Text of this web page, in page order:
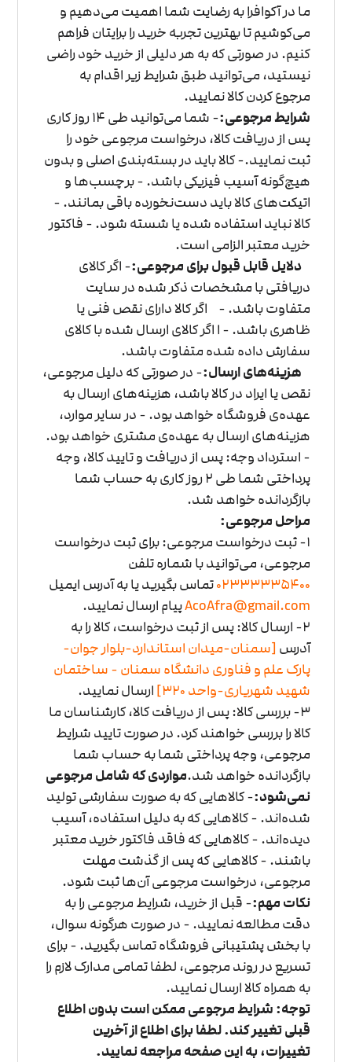
ما در آکوافرا به رضایت شما اهمیت می‌دهیم و
می‌کوشیم تا بهترین تجربه خرید را برایتان فراهم
کنیم. در صورتی که به هر دلیلی از خرید خود راضی
نیستید، می‌توانید طبق شرایط زیر اقدام به
مرجوع کردن کالا نمایید.
شرایط مرجوعی:
- شما می‌توانید طی 14 روز کاری
پس از دریافت کالا، درخواست مرجوعی خود را
ثبت نمایید.- کالا باید در بسته‌بندی اصلی و بدون
هیچ‌گونه آسیب فیزیکی باشد. - برچسب‌ها و
اتیکت‌های کالا باید دست‌نخورده باقی بمانند. -
کالا نباید استفاده شده یا شسته شود. - فاکتور
خرید معتبر الزامی است.
دلایل قابل قبول برای مرجوعی:- اگر کالای
دریافتی با مشخصات ذکر شده در سایت
متفاوت باشد. - اگر کالا دارای نقص فنی یا
ظاهری باشد. - ا اگر کالای ارسال شده با کالای
سفارش داده شده متفاوت باشد.
هزینه‌های ارسال:- در صورتی که دلیل مرجوعی،
نقص یا ایراد در کالا باشد، هزینه‌های ارسال به
عهده‌ی فروشگاه خواهد بود. - در سایر موارد،
هزینه‌های ارسال به عهده‌ی مشتری خواهد بود.
- استرداد وجه: پس از دریافت و تایید کالا، وجه
پرداختی شما طی 2 روز کاری به حساب شما
بازگردانده خواهد شد.
مراحل مرجوعی:
1- ثبت درخواست مرجوعی: برای ثبت درخواست
مرجوعی، می‌توانید با شماره تلفن
02333335400تماس بگیرید یا به آدرس ایمیل
AcoAfra@gmail.comپیام ارسال نمایید.
2- ارسال کالا: پس از ثبت درخواست، کالا را به
آدرس [سمنان-میدان استاندارد-بلوار جوان-
پارک علم و فناوری دانشگاه سمنان - ساختمان
شهید شهریاری-واحد 320] ارسال نمایید.
3- بررسی کالا: پس از دریافت کالا، کارشناسان ما
کالا را بررسی خواهند کرد. در صورت تایید شرایط
مرجوعی، وجه پرداختی شما به حساب شما
بازگردانده خواهد شد.مواردی که شامل مرجوعی
نمی‌شود:- کالاهایی که به صورت سفارشی تولید
شده‌اند. - کالاهایی که به دلیل استفاده، آسیب
دیده‌اند. - کالاهایی که فاقد فاکتور خرید معتبر
باشند. - کالاهایی که پس از گذشت مهلت
مرجوعی، درخواست مرجوعی آن‌ها ثبت شود.
نکات مهم:- قبل از خرید، شرایط مرجوعی را به
دقت مطالعه نمایید. - در صورت هرگونه سوال،
با بخش پشتیبانی فروشگاه تماس بگیرید. - برای
تسریع در روند مرجوعی، لطفا تمامی مدارک لازم را
به همراه کالا ارسال نمایید.
توجه: شرایط مرجوعی ممکن است بدون اطلاع
قبلی تغییر کند. لطفا برای اطلاع از آخرین
تغییرات، به این صفحه مراجعه نمایید.